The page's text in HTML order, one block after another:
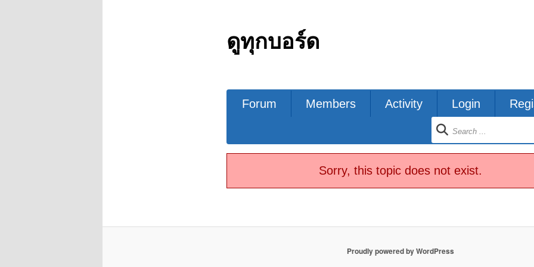
ดูทุกบอร์ด
Forum
Forum Members Activity Login
Sorry, this topic does not exist.
Proudly powered by WordPress